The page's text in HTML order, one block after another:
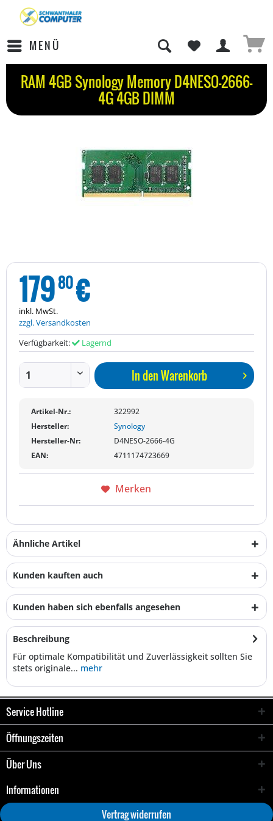
MENÜ
RAM 4GB Synology Memory D4NESO-2666-
4G 4GB DIMM
17980€
inkl. MwSt.
zzgl. Versandkosten
Verfügbarkeit:
Lagernd
In denWarenkorb
Artikel-Nr.:
322992
Hersteller:
Synology
Hersteller-Nr:
D4NESO-2666-4G
EAN:
4711174723669
Merken
Ähnliche Artikel
Kunden kauften auch
Kunden haben sich ebenfalls angesehen
Beschreibung
Für optimale Kompatibilität und Zuverlässigkeit sollten Sie
stets originale... mehr
Service Hotline
Öffnungszeiten
Über Uns
Informationen
Vertrag widerrufen